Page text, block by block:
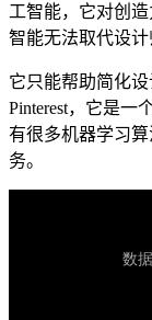
工智能，它对创
智能无法取代设计
它只能帮助简化
Pinterest，它是一
有很多机器学习
务。